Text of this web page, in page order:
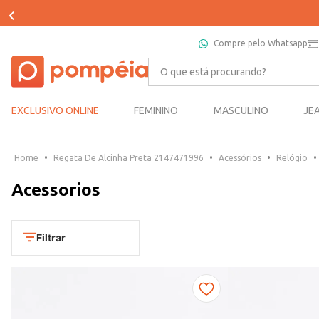
Compre pelo Whatsapp
O que está procurando?
EXCLUSIVO ONLINE FEMININO MASCULINO
Regata De Alcinha Preta 2147471996 Acessórios Relógio
Acessorios
Filtrar